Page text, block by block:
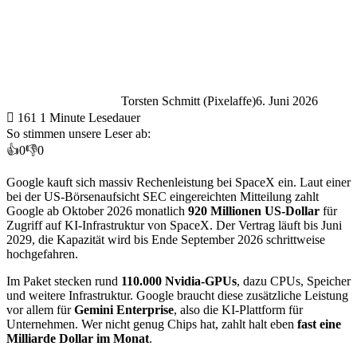
Torsten Schmitt (Pixelaffe)6. Juni 2026
161 1 Minute Lesedauer
So stimmen unsere Leser ab:
👍0👎0
Google kauft sich massiv Rechenleistung bei SpaceX ein. Laut einer
bei der US-Börsenaufsicht SEC eingereichten Mitteilung zahlt
Google ab Oktober 2026 monatlich 920 Millionen US-Dollar für
Zugriff auf KI-Infrastruktur von SpaceX. Der Vertrag läuft bis Juni
2029, die Kapazität wird bis Ende September 2026 schrittweise
hochgefahren.
Im Paket stecken rund 110.000 Nvidia-GPUs, dazu CPUs, Speicher
und weitere Infrastruktur. Google braucht diese zusätzliche Leistung
vor allem fürGemini Enterprise, also die KI-Plattform für
Unternehmen. Wer nicht genug Chips hat, zahlt halt eben fast eine
Milliarde Dollar im Monat.